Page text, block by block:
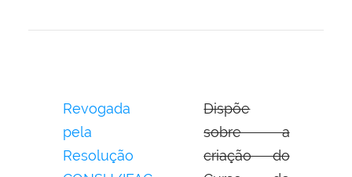
Revogada
pela
Resolução
Dispõe
sobre a
criação do